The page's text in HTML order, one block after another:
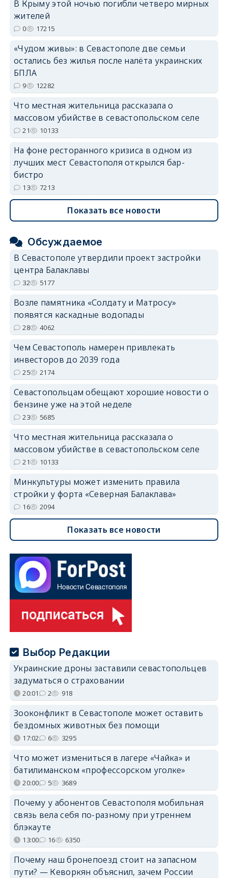
В Крыму этой ночью погибли четверо мирных
жителей
0 17215
«Чудом живы»: в Севастополе две семьи
остались без жилья после налёта украинских
БПЛА
9 12282
Что местная жительница рассказала о
массовом убийстве в севастопольском селе
21 10133
На фоне ресторанного кризиса в одном из
лучших мест Севастополя открылся бар-
бистро
13 7213
Показать все новости
Обсуждаемое
В Севастополе утвердили проект застройки
центра Балаклавы
32 5177
Возле памятника «Солдату и Матросу»
появятся каскадные водопады
28 4062
Чем Севастополь намерен привлекать
инвесторов до 2039 года
25 2174
Севастопольцам обещают хорошие новости о
бензине уже на этой неделе
23 5685
Что местная жительница рассказала о
массовом убийстве в севастопольском селе
21 10133
Минкультуры может изменить правила
стройки у форта «Северная Балаклава»
16 2094
Показать все новости
Выбор Редакции
Украинские дроны заставили севастопольцев
задуматься о страховании
20:01 2 918
Зооконфликт в Севастополе может оставить
бездомных животных без помощи
17:02 6 3295
Что может измениться в лагере «Чайка» и
батилиманском «профессорском уголке»
20:00 5 3689
Почему у абонентов Севастополя мобильная
связь вела себя по-разному при утреннем
блэкауте
13:00 16 6350
Почему наш бронепоезд стоит на запасном
пути? — Кеворкян объяснил, зачем России